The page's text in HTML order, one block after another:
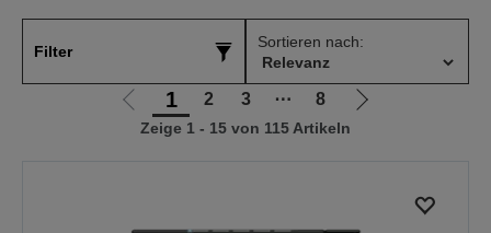
Filter
Sortieren nach:
Zur
vorherigen
1 2 3 ⋯ 8
Zur
Zeige 1 - 15 von 115 Artikeln